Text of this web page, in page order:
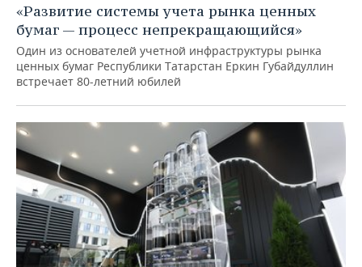
«Развитие системы учета рынка ценных
бумаг — процесс непрекращающийся»
Один из основателей учетной инфраструктуры рынка
ценных бумаг Республики Татарстан Еркин Губайдуллин
встречает 80-летний юбилей